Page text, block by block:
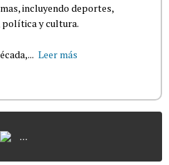
incluyendo deportes,
política y cultura.
Leer más
...